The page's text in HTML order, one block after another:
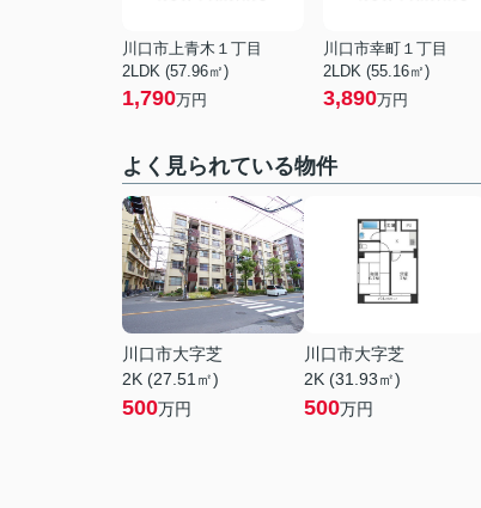
川口市上青木１丁目
2LDK (57.96㎡)
1,790万円
川口市幸町１丁目
2LDK (55.16㎡)
3,890万円
よく見られている物件
川口市大字芝
2K (27.51㎡)
500万円
川口市大字芝
2K (31.93㎡)
500万円